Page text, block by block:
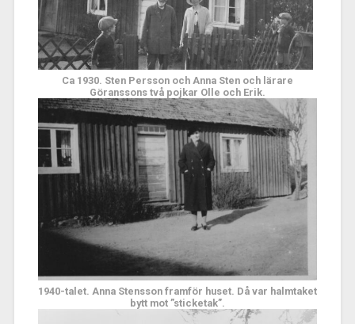
Ca 1930. Sten Persson och Anna Sten och lärare
Göranssons två pojkar Olle och Erik.
1940-talet. Anna Stensson framför huset. Då var halmtaket
bytt mot ”sticketak”.